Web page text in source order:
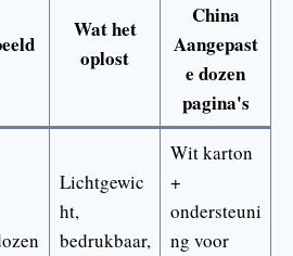
Wat het
oplost
China
Aangepast
e dozen
pagina's
Lichtgewic
ht,
bedrukbaar,
Wit karton
+
ondersteuni
ng voor